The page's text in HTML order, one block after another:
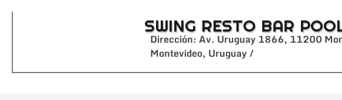
SWING RESTO BAR
Dirección: Av. Uruguay 1866, 11200
Montevideo, Uruguay /